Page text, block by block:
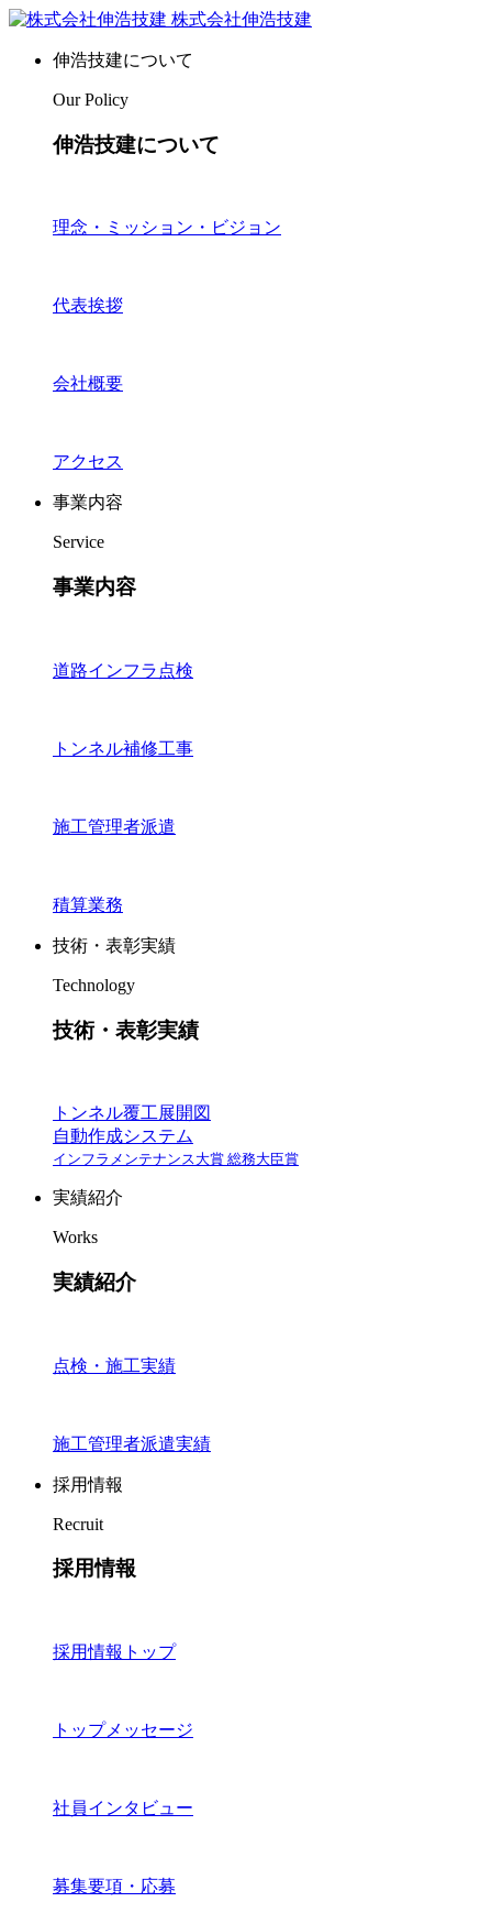
株式会社伸浩技建
伸浩技建について
Our Policy
伸浩技建について
理念・ミッション・ビジョン
代表挨拶
会社概要
アクセス
事業内容
Service
事業内容
道路インフラ点検
トンネル補修工事
施工管理者派遣
積算業務
技術・表彰実績
Technology
技術・表彰実績
トンネル覆工展開図
自動作成システム
インフラメンテナンス大賞 総務大臣賞
実績紹介
Works
実績紹介
点検・施工実績
施工管理者派遣実績
採用情報
Recruit
採用情報
採用情報トップ
トップメッセージ
社員インタビュー
募集要項・応募